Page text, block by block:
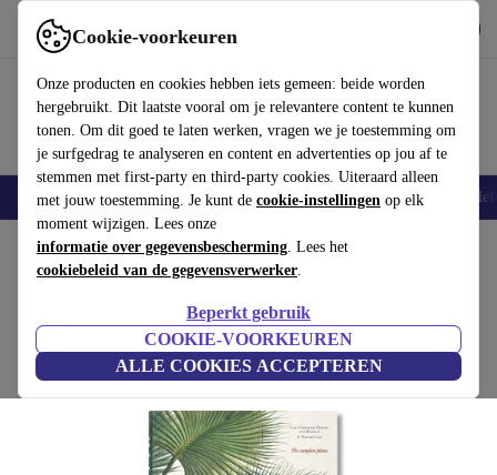
Cookie-voorkeuren
Onze producten en cookies hebben iets gemeen: beide worden
hergebruikt. Dit laatste vooral om je relevantere content te kunnen
tonen. Om dit goed te laten werken, vragen we je toestemming om
je surfgedrag te analyseren en content en advertenties op jou af te
stemmen met first-party en third-party cookies. Uiteraard alleen
met jouw toestemming. Je kunt de cookie-instellingen op elk
moment wijzigen. Lees onze
informatie over gegevensbescherming. Lees het
cookiebeleid van de gegevensverwerker.
Beperkt gebruik
COOKIE-VOORKEUREN
ALLE COOKIES ACCEPTEREN
Gebruik refurbed snel en eenvoudig
Smartphones Laptops Tablets Smartwatches Accessoires
Home Producten Huishouden Meubels
Martius. The Book of Palms
wit
(Beoordelingen worden verzameld)